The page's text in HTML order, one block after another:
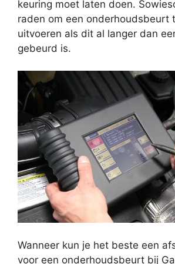
keuring moet laten doen.
raden om een onderhoudsbeurt
uitvoeren als dit al langer dan
gebeurd is.
Wanneer kun je het beste een
voor een onderhoudsbeurt bij